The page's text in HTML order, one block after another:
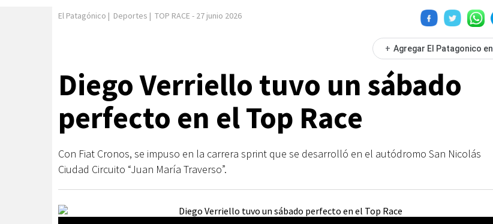
El Patagónico | Deportes | TOP RACE- 27 junio 2026
+ Agregar El Patagonico en
Diego Verriello tuvo un sábado
perfecto en el Top Race
Con Fiat Cronos, se impuso en la carrera sprint que se desarrolló en el autódromo San Nicolás
Ciudad Circuito “Juan María Traverso”.